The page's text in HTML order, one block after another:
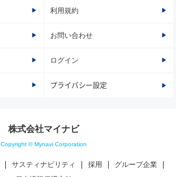
利用規約
お問い合わせ
ログイン
プライバシー設定
株式会社マイナビ
Copyright © Mynavi Corporation
サスティナビリティ 採用
グループ企業